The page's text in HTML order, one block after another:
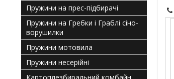
Пружини на прес-підбирачі
Пружини на Гребки і Граблі сіно-
ворушилки
Пружини мотовила
Пружини несерійні